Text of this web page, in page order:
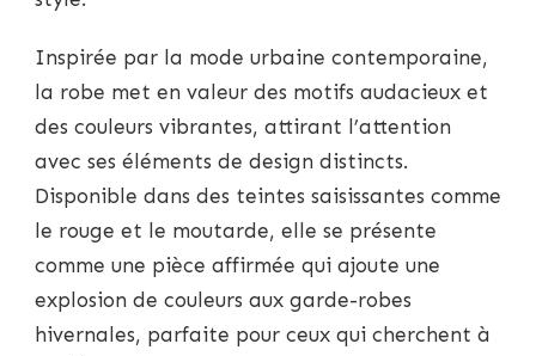
Inspirée par la mode urbaine contemporaine,
la robe met en valeur des motifs audacieux et
des couleurs vibrantes, attirant l’attention
avec ses éléments de design distincts.
Disponible dans des teintes saisissantes comme
le rouge et le moutarde, elle se présente
comme une pièce affirmée qui ajoute une
explosion de couleurs aux garde-robes
hivernales, parfaite pour ceux qui cherchent à